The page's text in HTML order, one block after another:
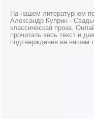
На нашем литературном
Александр Куприн -
классическая проза.
прочитать весь текст и
подтверждения на нашем